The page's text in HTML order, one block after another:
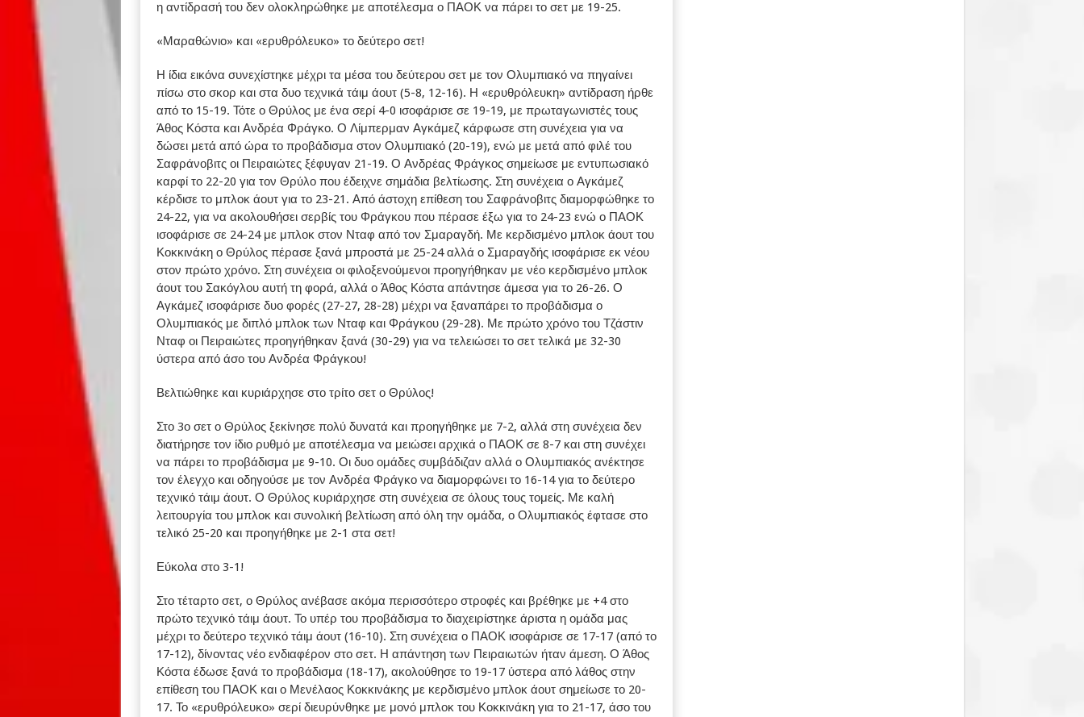
η αντίδρασή του δεν ολοκληρώθηκε με αποτέλεσμα ο ΠΑΟΚ να πάρει το σετ με 19-25.
«Μαραθώνιο» και «ερυθρόλευκο» το δεύτερο σετ!
Η ίδια εικόνα συνεχίστηκε μέχρι τα μέσα του δεύτερου σετ με τον Ολυμπιακό να πηγαίνει
πίσω στο σκορ και στα δυο τεχνικά τάιμ άουτ (5-8, 12-16). Η «ερυθρόλευκη» αντίδραση ήρθε
από το 15-19. Τότε ο Θρύλος με ένα σερί 4-0 ισοφάρισε σε 19-19, με πρωταγωνιστές τους
Άθος Κόστα και Ανδρέα Φράγκο. Ο Λίμπερμαν Αγκάμεζ κάρφωσε στη συνέχεια για να
δώσει μετά από ώρα το προβάδισμα στον Ολυμπιακό (20-19), ενώ με μετά από φιλέ του
Σαφράνοβιτς οι Πειραιώτες ξέφυγαν 21-19. Ο Ανδρέας Φράγκος σημείωσε με εντυπωσιακό
καρφί το 22-20 για τον Θρύλο που έδειχνε σημάδια βελτίωσης. Στη συνέχεια ο Αγκάμεζ
κέρδισε το μπλοκ άουτ για το 23-21. Από άστοχη επίθεση του Σαφράνοβιτς διαμορφώθηκε το
24-22, για να ακολουθήσει σερβίς του Φράγκου που πέρασε έξω για το 24-23 ενώ ο ΠΑΟΚ
ισοφάρισε σε 24-24 με μπλοκ στον Νταφ από τον Σμαραγδή. Με κερδισμένο μπλοκ άουτ του
Κοκκινάκη ο Θρύλος πέρασε ξανά μπροστά με 25-24 αλλά ο Σμαραγδής ισοφάρισε εκ νέου
στον πρώτο χρόνο. Στη συνέχεια οι φιλοξενούμενοι προηγήθηκαν με νέο κερδισμένο μπλοκ
άουτ του Σακόγλου αυτή τη φορά, αλλά ο Άθος Κόστα απάντησε άμεσα για το 26-26. Ο
Αγκάμεζ ισοφάρισε δυο φορές (27-27, 28-28) μέχρι να ξαναπάρει το προβάδισμα ο
Ολυμπιακός με διπλό μπλοκ των Νταφ και Φράγκου (29-28). Με πρώτο χρόνο του Τζάστιν
Νταφ οι Πειραιώτες προηγήθηκαν ξανά (30-29) για να τελειώσει το σετ τελικά με 32-30
ύστερα από άσο του Ανδρέα Φράγκου!
Βελτιώθηκε και κυριάρχησε στο τρίτο σετ ο Θρύλος!
Στο 3ο σετ ο Θρύλος ξεκίνησε πολύ δυνατά και προηγήθηκε με 7-2, αλλά στη συνέχεια δεν
διατήρησε τον ίδιο ρυθμό με αποτέλεσμα να μειώσει αρχικά ο ΠΑΟΚ σε 8-7 και στη συνέχει
να πάρει το προβάδισμα με 9-10. Οι δυο ομάδες συμβάδιζαν αλλά ο Ολυμπιακός ανέκτησε
τον έλεγχο και οδηγούσε με τον Ανδρέα Φράγκο να διαμορφώνει το 16-14 για το δεύτερο
τεχνικό τάιμ άουτ. Ο Θρύλος κυριάρχησε στη συνέχεια σε όλους τους τομείς. Με καλή
λειτουργία του μπλοκ και συνολική βελτίωση από όλη την ομάδα, ο Ολυμπιακός έφτασε στο
τελικό 25-20 και προηγήθηκε με 2-1 στα σετ!
Εύκολα στο 3-1!
Στο τέταρτο σετ, ο Θρύλος ανέβασε ακόμα περισσότερο στροφές και βρέθηκε με +4 στο
πρώτο τεχνικό τάιμ άουτ. Το υπέρ του προβάδισμα το διαχειρίστηκε άριστα η ομάδα μας
μέχρι το δεύτερο τεχνικό τάιμ άουτ (16-10). Στη συνέχεια ο ΠΑΟΚ ισοφάρισε σε 17-17 (από το
17-12), δίνοντας νέο ενδιαφέρον στο σετ. Η απάντηση των Πειραιωτών ήταν άμεση. Ο Άθος
Κόστα έδωσε ξανά το προβάδισμα (18-17), ακολούθησε το 19-17 ύστερα από λάθος στην
επίθεση του ΠΑΟΚ και ο Μενέλαος Κοκκινάκης με κερδισμένο μπλοκ άουτ σημείωσε το 20-
17. Το «ερυθρόλευκο» σερί διευρύνθηκε με μονό μπλοκ του Κοκκινάκη για το 21-17, άσο του